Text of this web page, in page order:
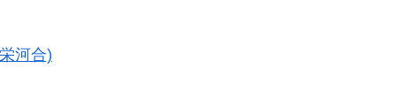
河合)